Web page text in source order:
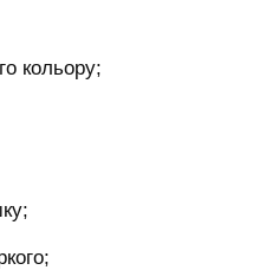
кольору;